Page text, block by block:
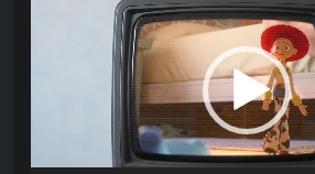
频
播
放
器